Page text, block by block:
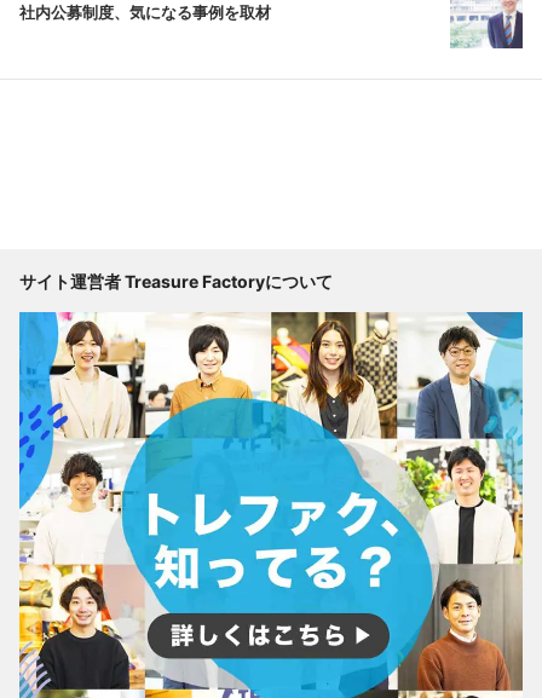
社内公募制度、気になる事例を取材
サイト運営者 Treasure Factoryについて